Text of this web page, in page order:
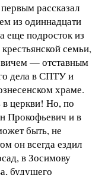
рассказал
из одиннадцати
еще подросток из
семьи,
— отставным
дела в СПТУ и
храме.
в церкви! Но, по
Прокофьевич и в
быть, не
он всегда ездил
в Зосимову
будущего